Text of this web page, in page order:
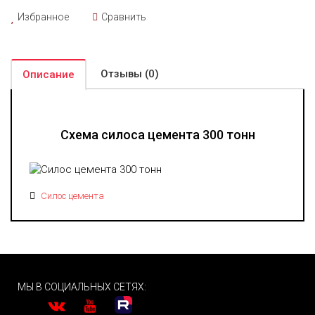
Избранное Сравнить
Описание Отзывы (0)
Схема силоса цемента 300 тонн
Силос цемента
МЫ В СОЦИАЛЬНЫХ СЕТЯХ: